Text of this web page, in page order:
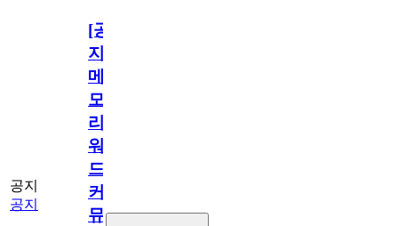
공지
공지
[공
지]
메
모
리
워
드
커
뮤